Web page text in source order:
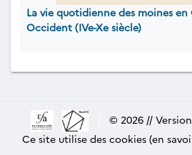
La vie quotidienne des moines
Occident (IVe-Xe siècle)
© 2026 // Version
Ce site utilise des cookies (en